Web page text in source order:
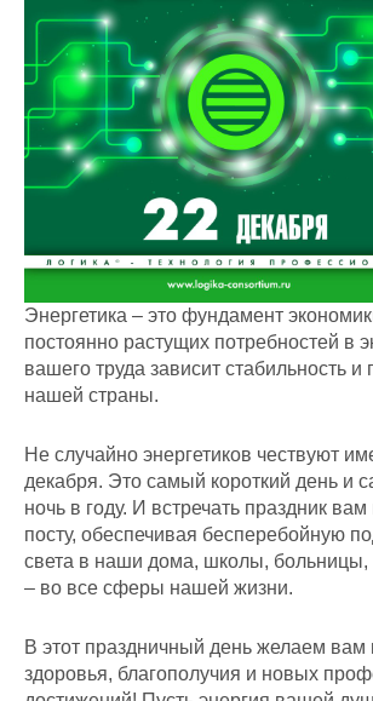
Энергетика – это фундамент
постоянно растущих потребностей в
вашего труда зависит стабильность и
нашей страны.
Не случайно энергетиков чествуют
декабря. Это самый короткий день и
ночь в году. И встречать праздник вам
посту, обеспечивая бесперебойную
света в наши дома, школы, больницы,
– во все сферы нашей жизни.
В этот праздничный день желаем вам
здоровья, благополучия и новых